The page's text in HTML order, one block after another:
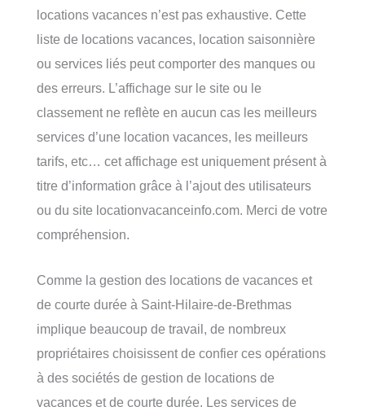
locations vacances n’est pas exhaustive. Cette
liste de locations vacances, location saisonnière
ou services liés peut comporter des manques ou
des erreurs. L’affichage sur le site ou le
classement ne reflète en aucun cas les meilleurs
services d’une location vacances, les meilleurs
tarifs, etc… cet affichage est uniquement présent à
titre d’information grâce à l’ajout des utilisateurs
ou du site locationvacanceinfo.com. Merci de votre
compréhension.
Comme la gestion des locations de vacances et
de courte durée à Saint-Hilaire-de-Brethmas
implique beaucoup de travail, de nombreux
propriétaires choisissent de confier ces opérations
à des sociétés de gestion de locations de
vacances et de courte durée. Les services de